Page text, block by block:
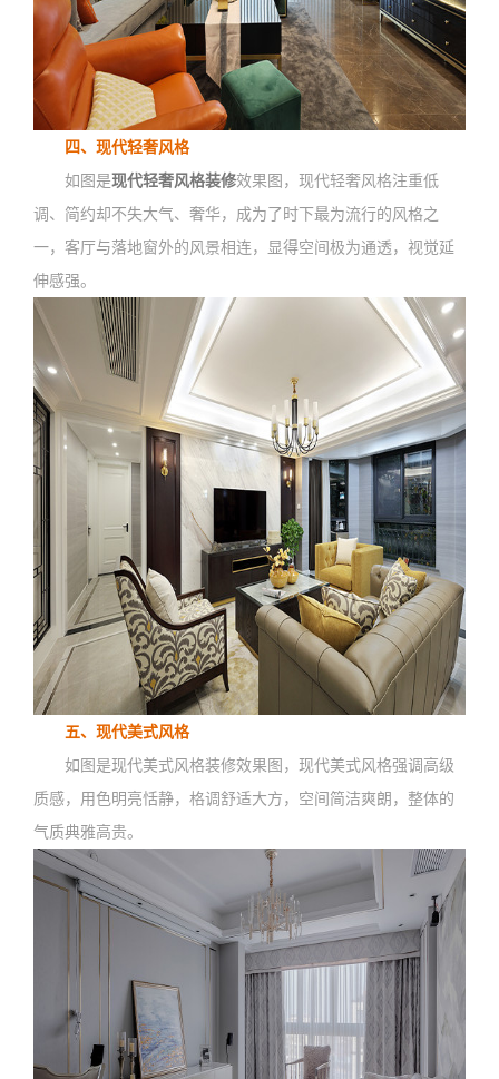
四、现代轻奢风格
如图是现代轻奢风格装修效果图，现代轻奢风格注重低
调、简约却不失大气、奢华，成为了时下最为流行的风格之
一，客厅与落地窗外的风景相连，显得空间极为通透，视觉延
伸感强。
五、现代美式风格
如图是现代美式风格装修效果图，现代美式风格强调高级
质感，用色明亮恬静，格调舒适大方，空间简洁爽朗，整体的
气质典雅高贵。